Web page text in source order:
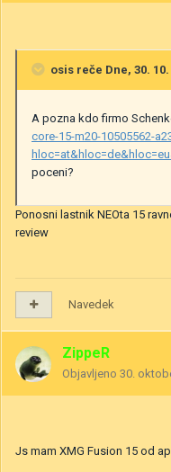
osis reče Dne, 30. 10.
A pozna kdo firmo
core-15-m20-10505562-
poceni?
Ponosni lastnik NEOta 15
review
Navedek
ZippeR
Objavljeno 30.
Js mam XMG Fusion 15 od